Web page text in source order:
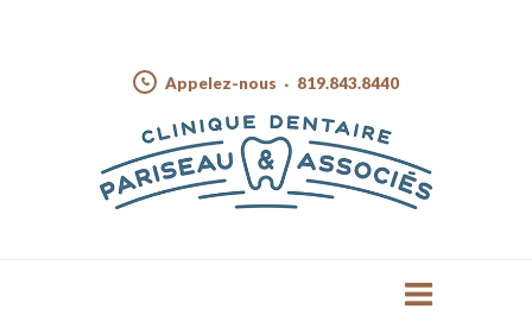
Appelez-nous 819.843.8440